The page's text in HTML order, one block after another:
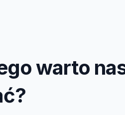
warto